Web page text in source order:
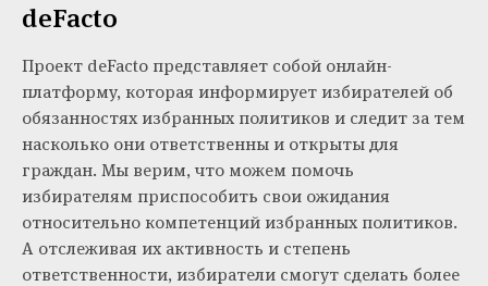
deFacto
Проект deFacto представляет собой онлайн-
платформу, которая информирует избирателей об
обязанностях избранных политиков и следит за тем
насколько они ответственны и открыты для
граждан. Мы верим, что можем помочь
избирателям приспособить свои ожидания
относительно компетенций избранных политиков.
А отслеживая их активность и степень
ответственности, избиратели смогут сделать более